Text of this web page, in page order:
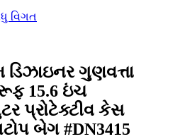
વિગત
ગુણવત્તા
15.6 ઇંચ
પ્રોટેક્ટીવ કેસ
બેગ #DN3415